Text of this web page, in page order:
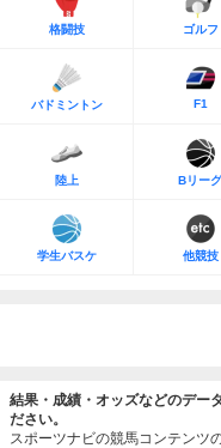
格闘技 ゴルフ
バドミントン F1
陸上 Bリーグ
学生バスケ 他競技
結果・成績・オッズなどのデー
ださい。
スポーツナビの競馬コンテンツ